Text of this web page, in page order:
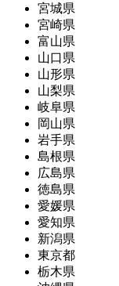
宮城県
宮崎県
富山県
山口県
山形県
山梨県
岐阜県
岡山県
岩手県
島根県
広島県
徳島県
愛媛県
愛知県
新潟県
東京都
栃木県